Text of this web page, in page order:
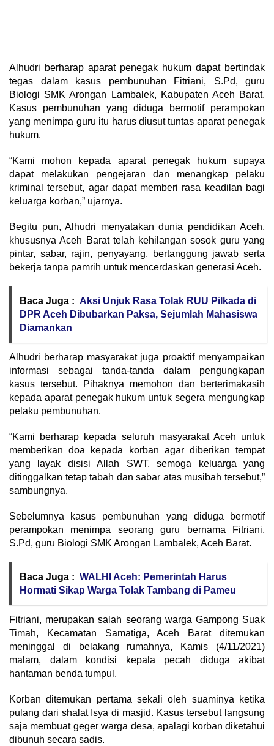
Alhudri berharap aparat penegak hukum dapat bertindak
tegas dalam kasus pembunuhan Fitriani, S.Pd, guru
Biologi SMK Arongan Lambalek, Kabupaten Aceh Barat.
Kasus pembunuhan yang diduga bermotif perampokan
yang menimpa guru itu harus diusut tuntas aparat penegak
hukum.
“Kami mohon kepada aparat penegak hukum supaya
dapat melakukan pengejaran dan menangkap pelaku
kriminal tersebut, agar dapat memberi rasa keadilan bagi
keluarga korban,” ujarnya.
Begitu pun, Alhudri menyatakan dunia pendidikan Aceh,
khususnya Aceh Barat telah kehilangan sosok guru yang
pintar, sabar, rajin, penyayang, bertanggung jawab serta
bekerja tanpa pamrih untuk mencerdaskan generasi Aceh.
Baca Juga : Aksi Unjuk Rasa Tolak RUU Pilkada di
DPR Aceh Dibubarkan Paksa, Sejumlah Mahasiswa
Diamankan
Alhudri berharap masyarakat juga proaktif menyampaikan
informasi sebagai tanda-tanda dalam pengungkapan
kasus tersebut. Pihaknya memohon dan berterimakasih
kepada aparat penegak hukum untuk segera mengungkap
pelaku pembunuhan.
“Kami berharap kepada seluruh masyarakat Aceh untuk
memberikan doa kepada korban agar diberikan tempat
yang layak disisi Allah SWT, semoga keluarga yang
ditinggalkan tetap tabah dan sabar atas musibah tersebut,”
sambungnya.
Sebelumnya kasus pembunuhan yang diduga bermotif
perampokan menimpa seorang guru bernama Fitriani,
S.Pd, guru Biologi SMK Arongan Lambalek, Aceh Barat.
Baca Juga : WALHI Aceh: Pemerintah Harus
Hormati Sikap Warga Tolak Tambang di Pameu
Fitriani, merupakan salah seorang warga Gampong Suak
Timah, Kecamatan Samatiga, Aceh Barat ditemukan
meninggal di belakang rumahnya, Kamis (4/11/2021)
malam, dalam kondisi kepala pecah diduga akibat
hantaman benda tumpul.
Korban ditemukan pertama sekali oleh suaminya ketika
pulang dari shalat Isya di masjid. Kasus tersebut langsung
saja membuat geger warga desa, apalagi korban diketahui
dibunuh secara sadis.